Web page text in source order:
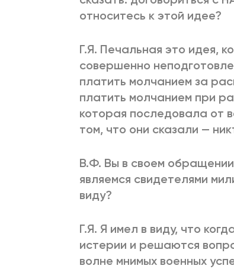
относитесь к этой идее?
Г.Я. Печальная это идея,
совершенно
платить молчанием за
платить молчанием при
которая последовала от
том, что они сказали —
В.Ф. Вы в своем
являемся свидетелями
виду?
Г.Я. Я имел в виду, что
истерии и решаются
волне мнимых военных